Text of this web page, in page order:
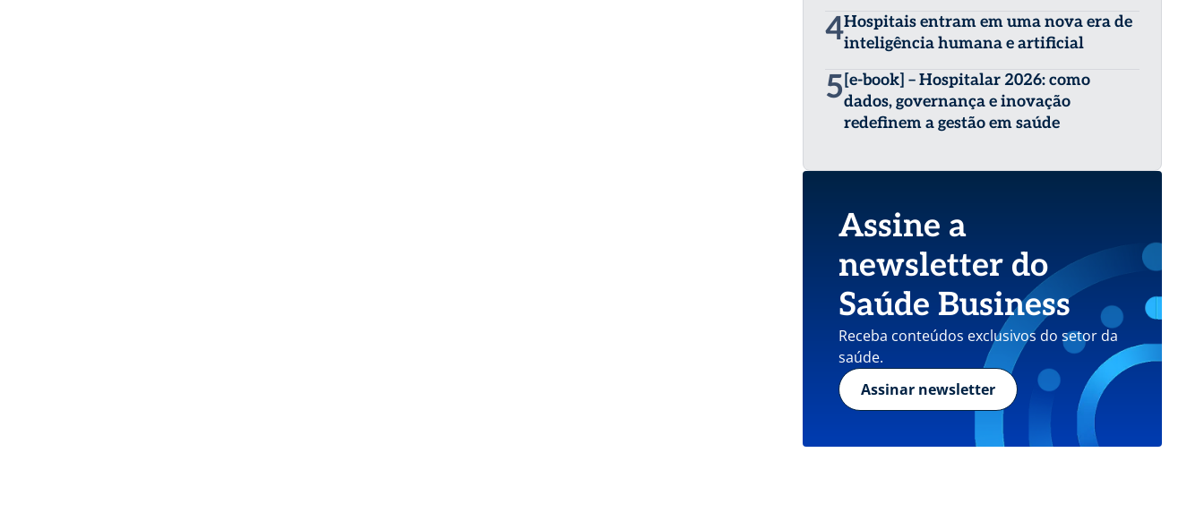
4Hospitais entram em uma nova era de
inteligência humana e artificial
5 [e-book] – Hospitalar 2026: como
dados, governança e inovação
redefinem a gestão em saúde
Assine a
newsletter do
Saúde Business
Receba conteúdos exclusivos do setor da
saúde.
Assinar newsletter